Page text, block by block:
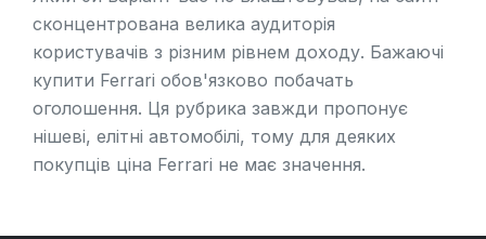
сконцентрована велика аудиторія
користувачів з різним рівнем доходу. Бажаючі
купити Ferrari обов'язково побачать
оголошення. Ця рубрика завжди пропонує
нішеві, елітні автомобілі, тому для деяких
покупців ціна Ferrari не має значення.